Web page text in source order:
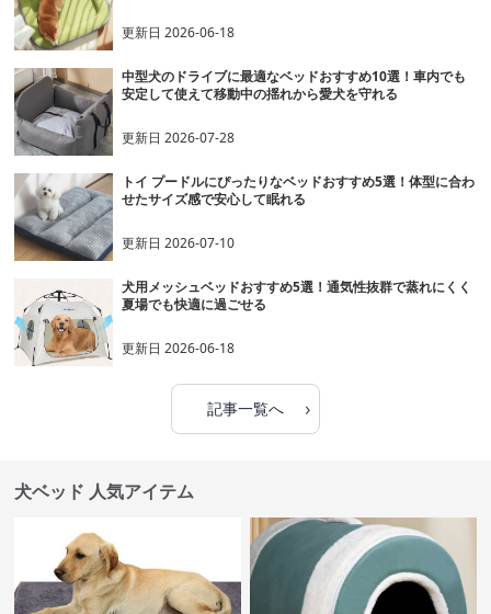
更新日2026-06-18
中型犬のドライブに最適なベッドおすすめ10選！車内でも
安定して使えて移動中の揺れから愛犬を守れる
更新日2026-07-28
トイ プードルにぴったりなベッドおすすめ5選！体型に合わ
せたサイズ感で安心して眠れる
更新日2026-07-10
犬用メッシュベッドおすすめ5選！通気性抜群で蒸れにくく
夏場でも快適に過ごせる
更新日2026-06-18
記事一覧へ ›
犬ベッド 人気アイテム